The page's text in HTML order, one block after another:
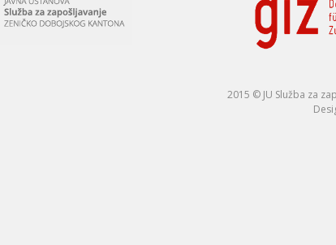
2015 © JU Služba za